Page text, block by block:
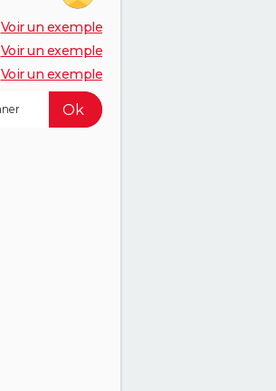
Voir un exemple
Voir un exemple
Voir un exemple